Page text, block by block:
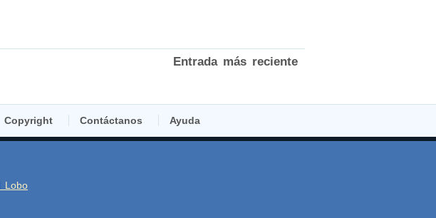
Entrada más reciente
Copyright Contáctanos Ayuda
Lobo